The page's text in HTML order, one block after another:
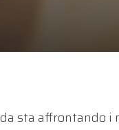
sta affrontando i